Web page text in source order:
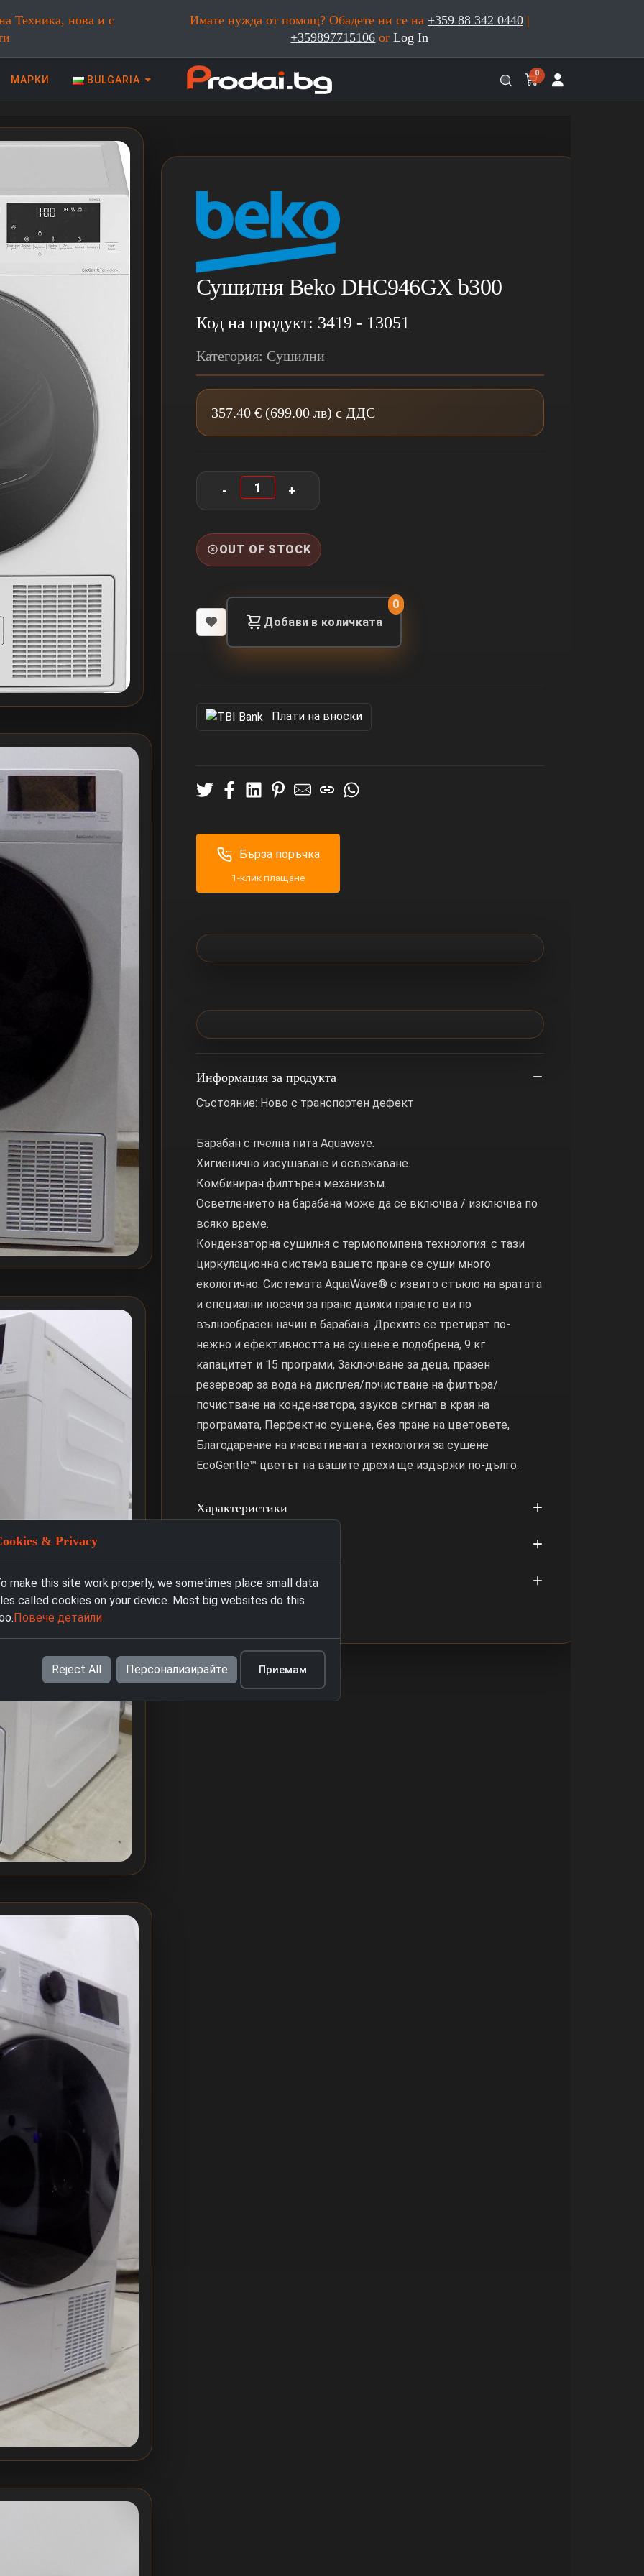
Техника, нова и с
Имате нужда от помощ? Обадете ни се на +359 88 342 0440|
+359897715106 orLog In
0
МАРКИ BULGARIA
Сушилня Beko DHC946GX b300
Код на продукт: 3419 - 13051
Категория: Сушилни
357.40 € (699.00 лв) с ДДС
OUT OF STOCK
Добави в количката
0
Πлати на вноски
Бърза поръчка
1-клик плащане
Информация за продукта
Състояние: Ново с транспортен дефект
Барабан с пчелна пита Aquawave.
Хигиенично изсушаване и освежаване.
Комбиниран филтърен механизъм.
Осветлението на барабана може да се включва / изключва по
всяко време.
Кондензаторна сушилня с термопомпена технология: с тази
циркулационна система вашето пране се суши много
екологично. Системата AquaWave® с извито стъкло на вратата
и специални носачи за пране движи прането ви по
вълнообразен начин в барабана. Дрехите се третират по-
нежно и ефективността на сушене е подобрена, 9 кг
капацитет и 15 програми, Заключване за деца, празен
резервоар за вода на дисплея/почистване на филтъра/
почистване на кондензатора, звуков сигнал в края на
програмата, Перфектно сушене, без пране на цветовете,
Благодарение на иновативната технология за сушене
EcoGentle™ цветът на вашите дрехи ще издържи по-дълго.
Характеристики
Връщане & Анулиране
& Privacy
make this site work properly, we sometimes place small data
called cookies on your device. Most big websites do this
Повече детайли
Reject All Персонализирайте Приемам